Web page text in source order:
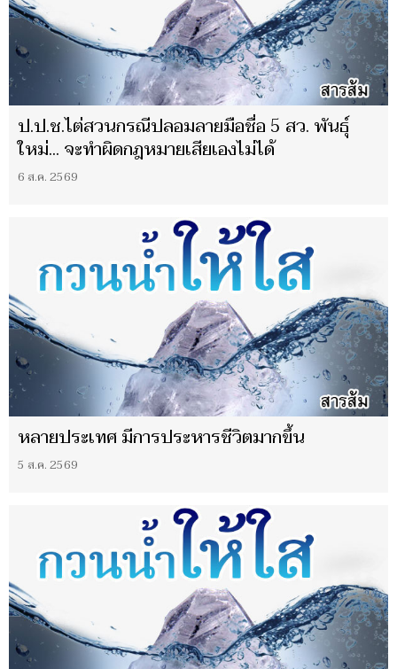
ป.ป.ช.ไต่สวนกรณีปลอมลายมือชื่อ 5 สว. พันธุ์
ใหม่... จะทำผิดกฎหมายเสียเองไม่ได้
6 ส.ค. 2569
หลายประเทศ มีการประหารชีวิตมากขึ้น
5 ส.ค. 2569